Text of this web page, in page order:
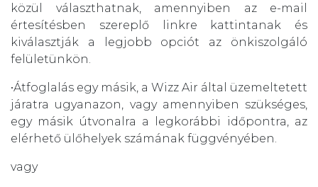
közül választhatnak, amennyiben az e-mail
értesítésben szereplő linkre kattintanak és
kiválasztják a legjobb opciót az önkiszolgáló
felületünkön.
•Átfoglalás egy másik, a Wizz Air által üzemeltetett
járatra ugyanazon, vagy amennyiben szükséges,
egy másik útvonalra a legkorábbi időpontra, az
elérhető ülőhelyek számának függvényében.
vagy